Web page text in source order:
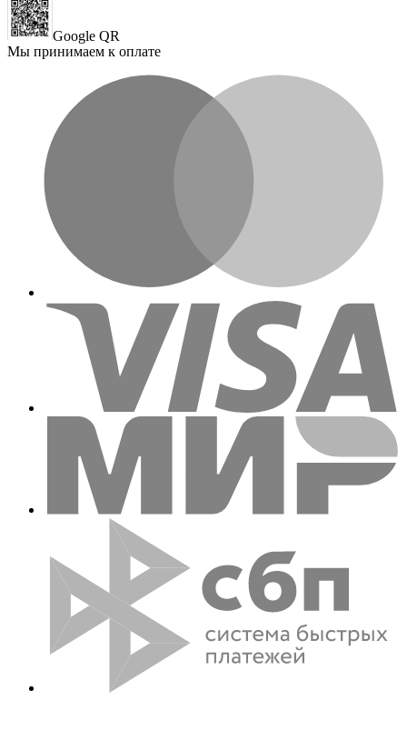
Google QR
Мы принимаем к оплате